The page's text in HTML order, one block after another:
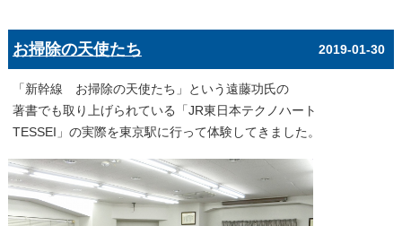
お掃除の天使たち 2019-01-30
「新幹線 お掃除の天使たち」という遠藤功氏の
著書でも取り上げられている「JR東日本テクノハート
TESSEI」の実際を東京駅に行って体験してきました。